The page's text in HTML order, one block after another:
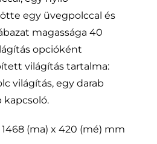
egy üvegpolccal és
magassága 40
opcióként
világítás tartalma:
világítás, egy darab
kapcsoló.
1468 (ma) x 420 (mé) mm